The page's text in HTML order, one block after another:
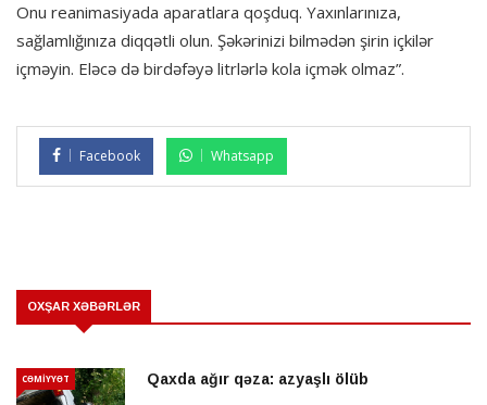
Onu reanimasiyada aparatlara qoşduq. Yaxınlarınıza,
sağlamlığınıza diqqətli olun. Şəkərinizi bilmədən şirin içkilər
içməyin. Eləcə də birdəfəyə litrlərlə kola içmək olmaz”.
Facebook Whatsapp
OXŞAR XƏBƏRLƏR
CƏMİYYƏT Qaxda ağır qəza: azyaşlı ölüb